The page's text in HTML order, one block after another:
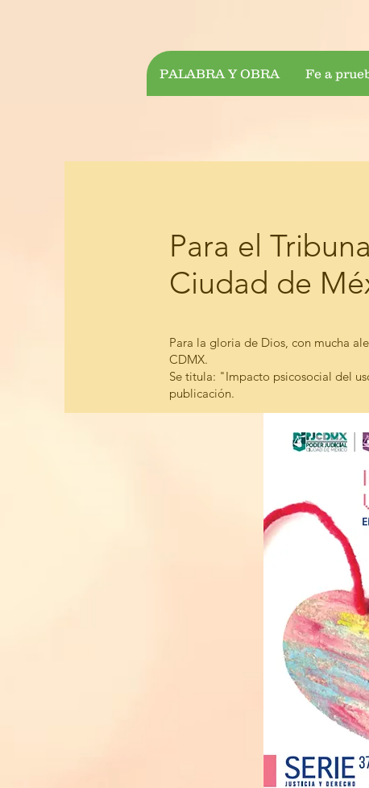
PALABRA Y OBRA Fe a
Para el
Ciudad de
Para la gloria de Dios, con mucha
CDMX.
Se titula: "Impacto psicosocial del
publicación.